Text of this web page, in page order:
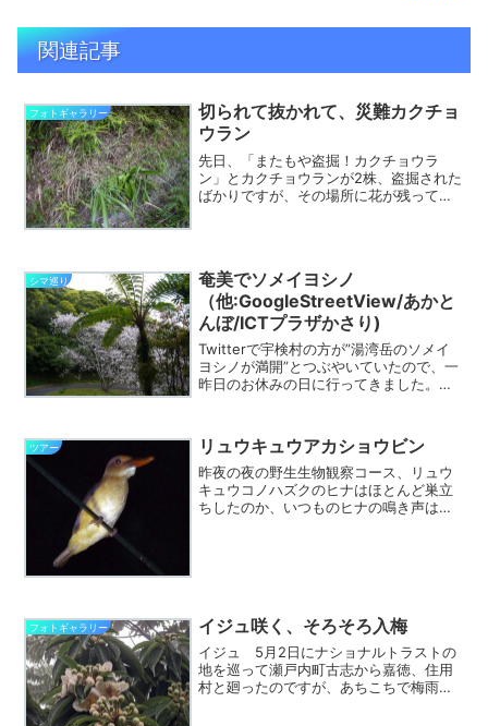
関連記事
フォトギャラリー
切られて抜かれて、災難カクチョ
ウラン
先日、「またもや盗掘！カクチョウラ
ン」とカクチョウランが2株、盗掘された
ばかりですが、その場所に花が残ってい
シマ巡り
奄美でソメイヨシノ
（他:GoogleStreetView/あかと
んぼ/ICTプラザかさり)
Twitterで宇検村の方が”湯湾岳のソメイ
ヨシノが満開”とつぶやいていたので、一
昨日のお休みの日に行ってきました。宇
がご覧のように満開でした。ヒカゲヘゴ
と並んだ眺め...
ツアー リュウキュウアカショウビン
昨夜の夜の野生生物観察コース、リュウ
キュウコノハズクのヒナはほとんど巣立
ちしたのか、いつものヒナの鳴き声はま
フォトギャラリー イジュ咲く、そろそろ入梅
イジュ 5月2日にナショナルトラストの
地を巡って瀬戸内町古志から嘉徳、住用
村と廻ったのですが、あちこちで梅雨入